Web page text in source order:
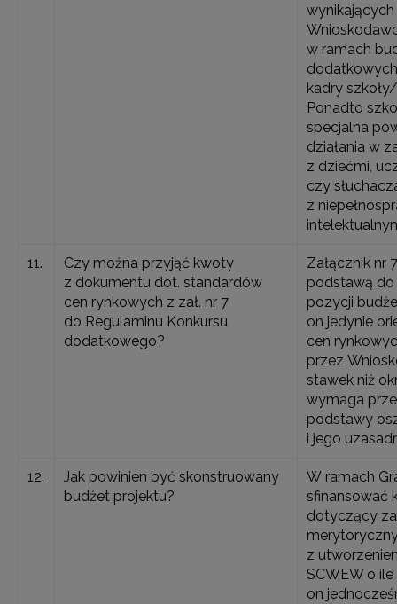
w ramach
kadry
Ponadto
specjalna
działania w
z dziećmi,
czy
z
11.
Czy można przyjąć kwoty
z dokumentu dot. standardów
cen rynkowych z zał. nr 7
do Regulaminu Konkursu
dodatkowego?
Załącznik nr
podstawą do
pozycji
on jedynie
cen
przez
stawek niż
wymaga
podstawy
i jego
12.
Jak powinien być skonstruowany
budżet projektu?
W ramach
sfinansować
dotyczący
z
SCWEW o ile
on